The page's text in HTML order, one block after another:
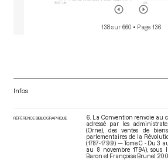
138 sur 660 • Page 136
Infos
RÉFÉRENCE BIBLIOGRAPHIQUE
6. La Convention renvoie au
adressé par les
(Orne), des ventes de
parlementaires de la
(1787-1799) — Tome C - Du 3
au 8 novembre 1794) ,
Baron et Françoise Brunel.